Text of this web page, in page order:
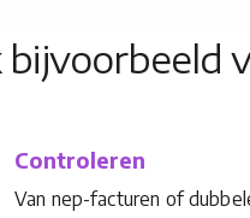
bijvoorbeeld
Controleren
Van nep-facturen of